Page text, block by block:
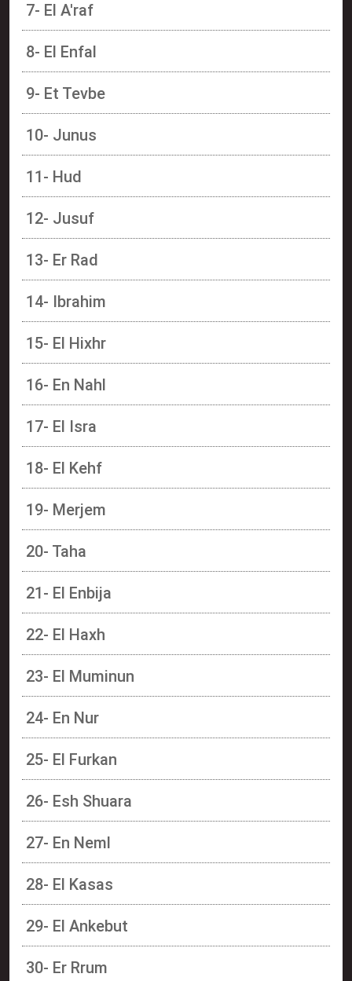
7- El A'raf
8- El Enfal
9- Et Tevbe
10- Junus
11- Hud
12- Jusuf
13- Er Rad
14- Ibrahim
15- El Hixhr
16- En Nahl
17- El Isra
18- El Kehf
19- Merjem
20- Taha
21- El Enbija
22- El Haxh
23- El Muminun
24- En Nur
25- El Furkan
26- Esh Shuara
27- En Neml
28- El Kasas
29- El Ankebut
30- Er Rrum